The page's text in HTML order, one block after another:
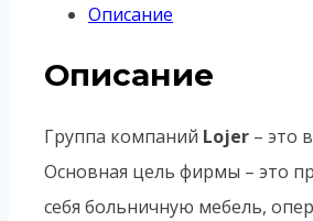
Описание
Описание
Группа компаний Lojer – это
Основная цель фирмы – это
себя больничную мебель,